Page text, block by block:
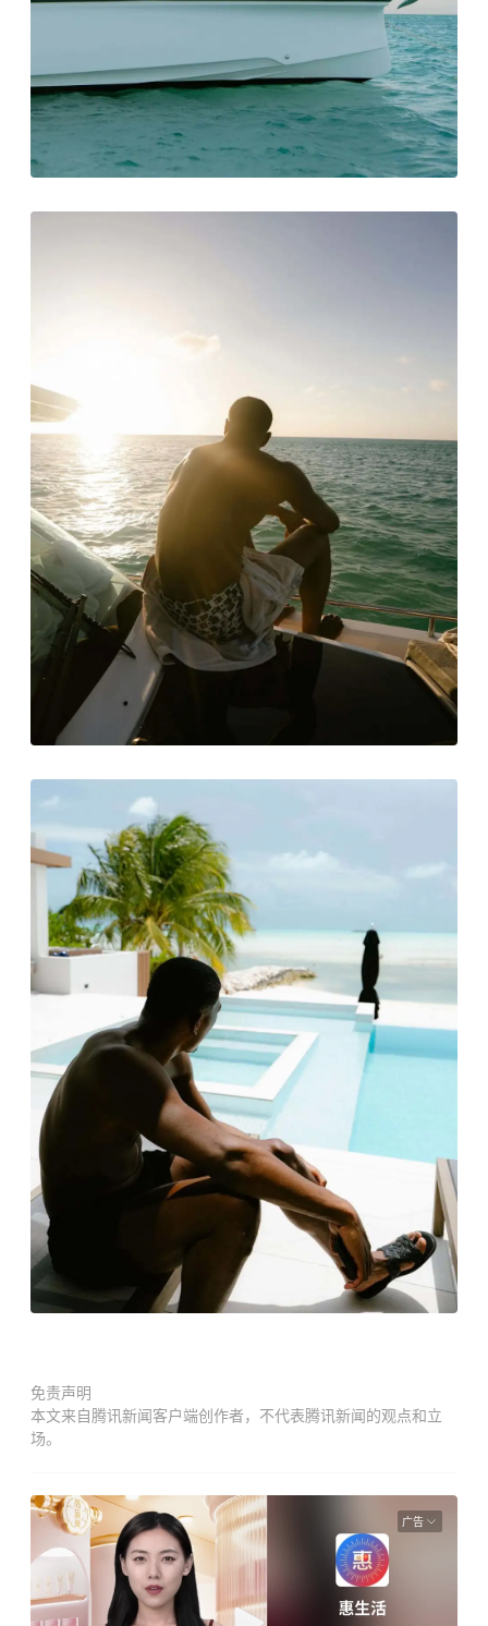
免责声明
本文来自腾讯新闻客户端创作者，不代表腾讯新闻的观点和立
场。
广告